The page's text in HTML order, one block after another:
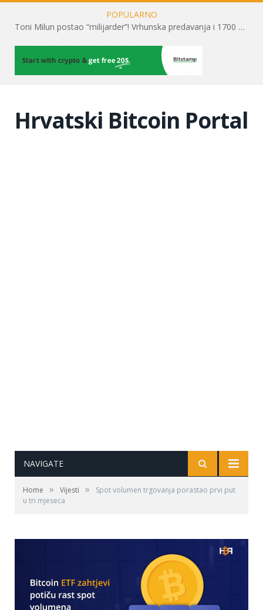
POPULARNO
Toni Milun postao “milijarder”! Vrhunska predavanja i 1700 posjetitelja obilježili su mjesec financijske pismenosti
Hrvatski Bitcoin Portal
NAVIGATE
Home » Vijesti »
Spot volumen trgovanja porastao prvi put
u tri mjeseca